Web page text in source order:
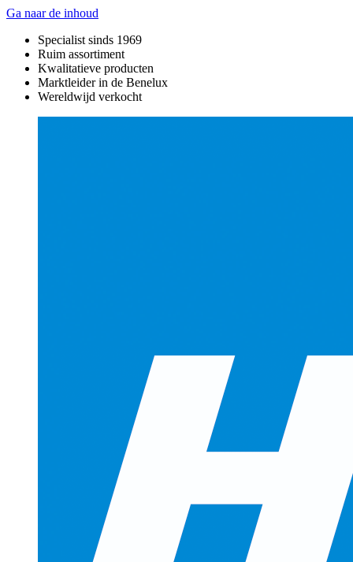
Ga naar de inhoud
Specialist sinds 1969
Ruim assortiment
Kwalitatieve producten
Marktleider in de Benelux
Wereldwijd verkocht